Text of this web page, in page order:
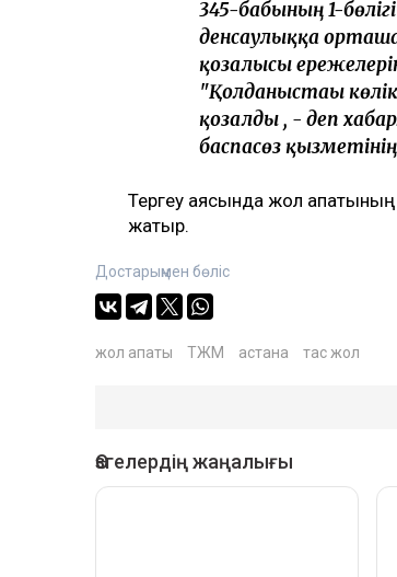
345-бабының 1-
денсаулыққа
қозғалысы
"Қолданыстағы
қозғалды , - деп
баспасөз
Тергеу аясында жол
жатыр.
Достарыңмен бөліс
жол апаты ТЖМ астана тас жол